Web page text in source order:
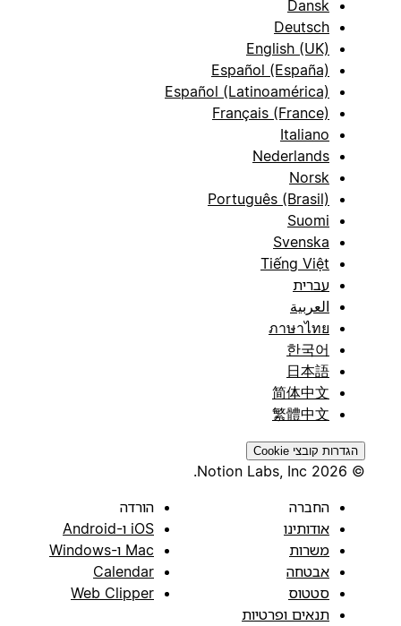
Dansk
Deutsch
English (UK)
Español (España)
Español (Latinoamérica)
Français (France)
Italiano
Nederlands
Norsk
Português (Brasil)
Suomi
Svenska
Tiếng Việt
עברית
العربية
ภาษาไทย
한국어
日本語
简体中文
繁體中文
הגדרות קובצי Cookie
החברה
אודותינו
משרות
אבטחה
סטטוס
תנאים ופרטיות
הורדה
iOS ו-Android
Mac ו-Windows
Calendar
Web Clipper